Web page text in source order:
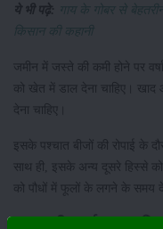
ये भी पढ़े: गाय के गोबर से
किसान की कहानी
जमीन में जस्ते की कमी होने पर
को खेत में डाल देना चाहिए।
देना चाहिए।
इसके पश्चात बीजों की रोपाई के
साथ ही, इसके अन्य दूसरे हिस्से
को पौधों में फूलों के लगने के समय